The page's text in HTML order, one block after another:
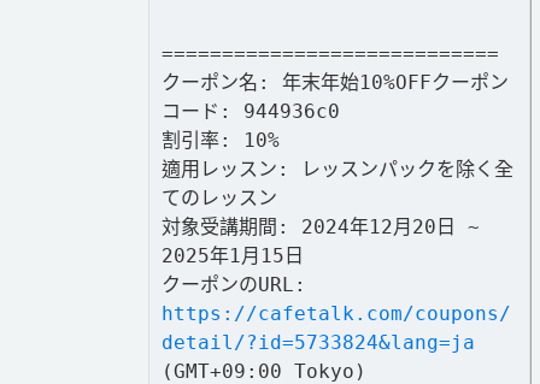
============================
クーポン名: 年末年始10%OFFクーポン
コード: 944936c0
割引率: 10%
適用レッスン: レッスンパックを除く全
てのレッスン
対象受講期間: 2024年12月20日 ~
2025年1月15日
クーポンのURL:
https://cafetalk.com/coupons/
detail/?id=5733824&lang=ja
(GMT+09:00 Tokyo)